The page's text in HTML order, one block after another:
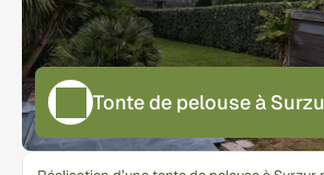
Tonte de pelouse à